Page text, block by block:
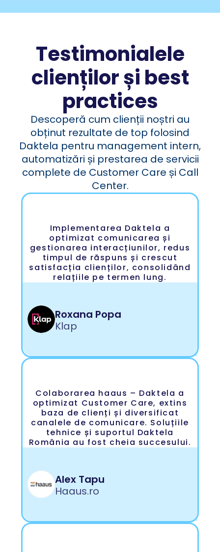
Testimonialele
clienților și best
practices
Descoperă cum clienții noștri au
obținut rezultate de top folosind
Daktela pentru management intern,
automatizări și prestarea de servicii
complete de Customer Care și Call
Center.
Implementarea Daktela a
optimizat comunicarea și
gestionarea interacțiunilor, redus
timpul de răspuns și crescut
satisfacția clienților, consolidând
relațiile pe termen lung.
Roxana Popa
Klap
Colaborarea haaus – Daktela a
optimizat Customer Care, extins
baza de clienți și diversificat
canalele de comunicare. Soluțiile
tehnice și suportul Daktela
România au fost cheia succesului.
Alex Tapu
Haaus.ro